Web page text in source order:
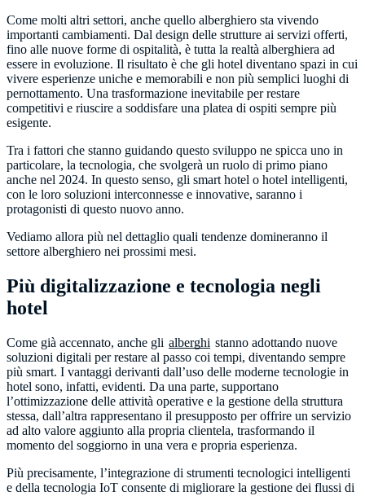
Come molti altri settori, anche quello alberghiero sta vivendo
importanti cambiamenti. Dal design delle strutture ai servizi offerti,
fino alle nuove forme di ospitalità, è tutta la realtà alberghiera ad
essere in evoluzione. Il risultato è che gli hotel diventano spazi in cui
vivere esperienze uniche e memorabili e non più semplici luoghi di
pernottamento. Una trasformazione inevitabile per restare
competitivi e riuscire a soddisfare una platea di ospiti sempre più
esigente.
Tra i fattori che stanno guidando questo sviluppo ne spicca uno in
particolare, la tecnologia, che svolgerà un ruolo di primo piano
anche nel 2024. In questo senso, gli smart hotel o hotel intelligenti,
con le loro soluzioni interconnesse e innovative, saranno i
protagonisti di questo nuovo anno.
Vediamo allora più nel dettaglio quali tendenze domineranno il
settore alberghiero nei prossimi mesi.
Più digitalizzazione e tecnologia negli
hotel
Come già accennato, anche gli alberghi stanno adottando nuove
soluzioni digitali per restare al passo coi tempi, diventando sempre
più smart. I vantaggi derivanti dall’uso delle moderne tecnologie in
hotel sono, infatti, evidenti. Da una parte, supportano
l’ottimizzazione delle attività operative e la gestione della struttura
stessa, dall’altra rappresentano il presupposto per offrire un servizio
ad alto valore aggiunto alla propria clientela, trasformando il
momento del soggiorno in una vera e propria esperienza.
Più precisamente, l’integrazione di strumenti tecnologici intelligenti
e della tecnologia IoT consente di migliorare la gestione dei flussi di